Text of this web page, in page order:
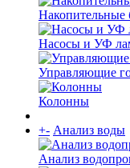
Накопительные
Насосы и УФ
Управляющие
Колонны
+- Анализ воды
Анализ